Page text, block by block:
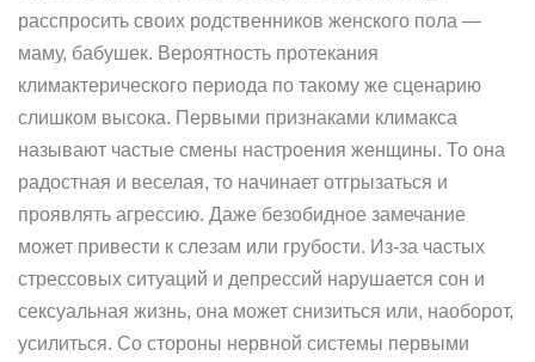
расспросить своих родственников женского пола —
маму, бабушек. Вероятность протекания
климактерического периода по такому же сценарию
слишком высока. Первыми признаками климакса
называют частые смены настроения женщины. То она
радостная и веселая, то начинает отгрызаться и
проявлять агрессию. Даже безобидное замечание
может привести к слезам или грубости. Из-за частых
стрессовых ситуаций и депрессий нарушается сон и
сексуальная жизнь, она может снизиться или, наоборот,
усилиться. Со стороны нервной системы первыми